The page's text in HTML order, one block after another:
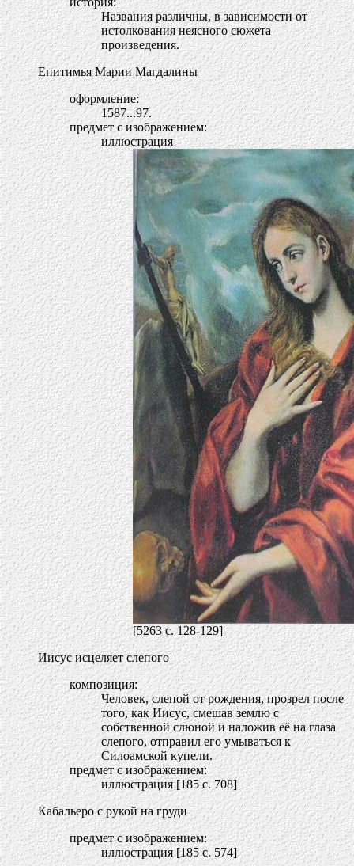
Названия различны, в зависимости от
истолкования неясного сюжета
произведения.
Епитимья Марии Магдалины
оформление:
1587...97.
предмет с изображением:
иллюстрация
[5263 c. 128-129]
Иисус исцеляет слепого
композиция:
Человек, слепой от рождения, прозрел после
того, как Иисус, смешав землю с
собственной слюной и наложив её на глаза
слепого, отправил его умываться к
Силоамской купели.
предмет с изображением:
иллюстрация [185 c. 708]
Кабальеро с рукой на груди
предмет с изображением:
иллюстрация [185 c. 574]